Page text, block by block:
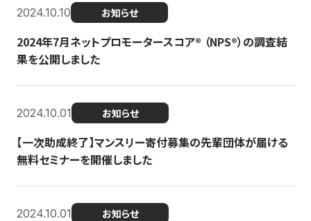
2024.10.10 お知らせ
2024年7月ネットプロモータースコア®︎ （NPS®︎）の調査結
果を公開しました
2024.10.01 お知らせ
【一次助成終了】マンスリー寄付募集の先輩団体が届ける
無料セミナーを開催しました
2024.10.01 お知らせ